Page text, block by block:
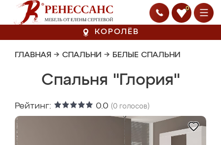
0
КОРОЛЁВ
ГЛАВНАЯ → СПАЛЬНИ → БЕЛЫЕ СПАЛЬНИ
Спальня "Глория"
Рейтинг: 0.0 (0 голосов)